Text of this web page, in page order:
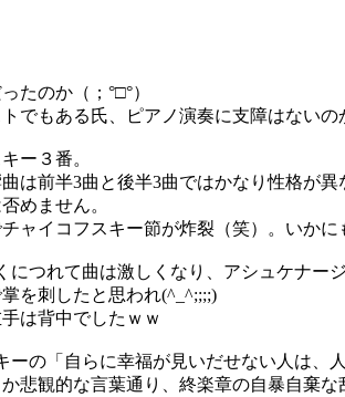
たのか（；°□°）
でもある氏、ピアノ演奏に支障はないの
ー３番。
は前半3曲と後半3曲ではかなり性格が異
めません。
ャイコフスキー節が炸裂（笑）。いかに
につれて曲は激しくなり、アシュケナー
を刺したと思われ(^_^;;;;)
は背中でしたｗｗ
ーの「自らに幸福が見いだせない人は、
悲観的な言葉通り、終楽章の自暴自棄